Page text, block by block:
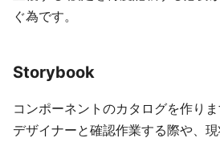
ぐ為です。
Storybook
コンポーネントのカタログを作りま
デザイナーと確認作業する際や、